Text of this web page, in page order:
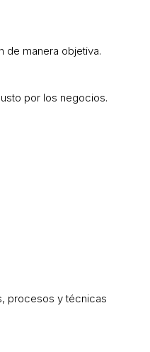
de manera objetiva.
por los negocios.
procesos y técnicas